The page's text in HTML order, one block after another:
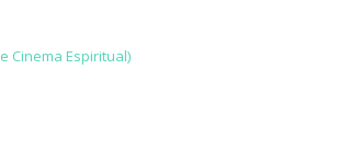
Cinema Espiritual)